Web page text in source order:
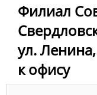
Филиал
ул.
к офису